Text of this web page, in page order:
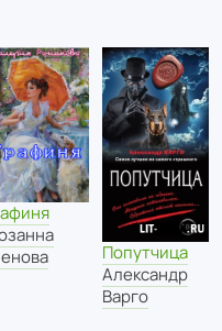
Попутчица
Александр
Варго